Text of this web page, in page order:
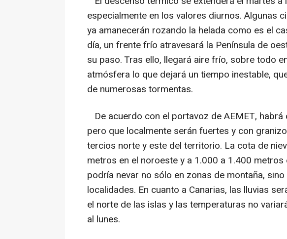
especialmente en los valores diurnos. Algunas
ya amanecerán rozando la helada como es el
día, un frente frío atravesará la Península de
su paso. Tras ello, llegará aire frío, sobre todo
atmósfera lo que dejará un tiempo inestable,
de numerosas tormentas.
De acuerdo con el portavoz de AEMET,
pero que localmente serán fuertes y con
tercios norte y este del territorio. La cota de
metros en el noroeste y a 1.000 a 1.400
podría nevar no sólo en zonas de montaña,
localidades. En cuanto a Canarias, las lluvias
el norte de las islas y las temperaturas no
al lunes.